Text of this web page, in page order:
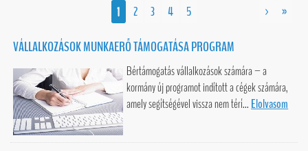
1 2 3 4 5 > »
VÁLLALKOZÁSOK MUNKAERŐ TÁMOGATÁSA PROGRAM
Bértámogatás vállalkozások számára – a
kormány új programot indított a cégek számára,
amely segítségével vissza nem térí... Elolvasom